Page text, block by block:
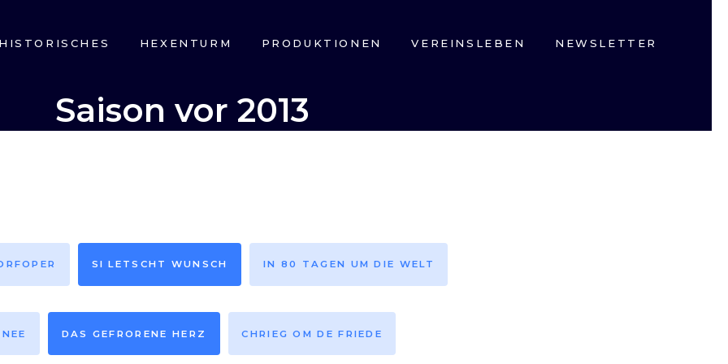
HISTORISCHES HEXENTURM PRODUKTIONEN VEREINSLEBEN NEWSLETTER
Saison vor 2013
SI LETSCHT WUNSCH IN 80 TAGEN UM DIE WELT
DAS GEFRORENE HERZ CHRIEG OM DE FRIEDE